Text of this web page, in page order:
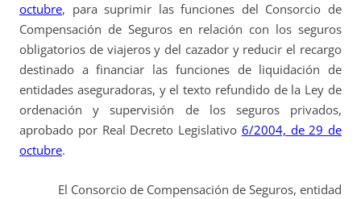
octubre, para suprimir las funciones del Consorcio de
Compensación de Seguros en relación con los seguros
obligatorios de viajeros y del cazador y reducir el recargo
destinado a financiar las funciones de liquidación de
entidades aseguradoras, y el texto refundido de la Ley de
ordenación y supervisión de los seguros privados,
aprobado por Real Decreto Legislativo 6/2004, de 29 de
octubre.
El Consorcio de Compensación de Seguros, entidad